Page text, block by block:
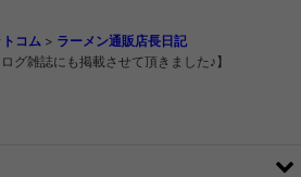
コム > ラーメン通販店長日記
グ雑誌にも掲載させて頂きました♪】